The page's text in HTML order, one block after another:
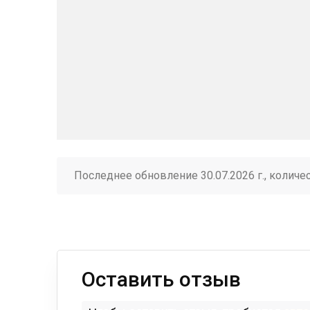
Последнее обновление 30.07.2026 г.,
Оставить отзыв